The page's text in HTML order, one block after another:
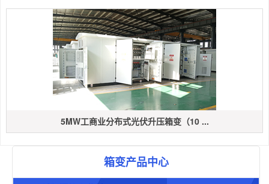
5MW工商业分布式光伏升压箱变（10 ...
箱变产品中心